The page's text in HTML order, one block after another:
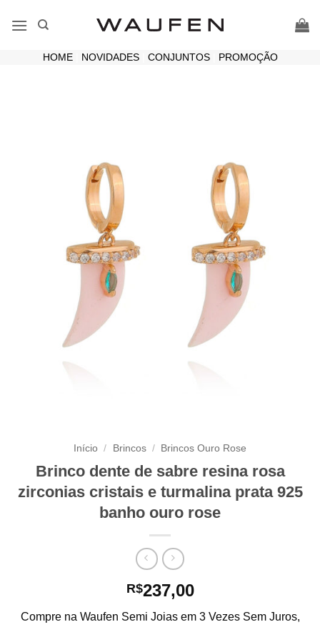
HOME| NOVIDADES| CONJUNTOS| PROMOÇÃO
Início / Brincos / Brincos Ouro Rose
Brinco dente de sabre resina rosa
zirconias cristais e turmalina prata 925
banho ouro rose
R$237,00
Compre na Waufen Semi Joias em 3 Vezes Sem Juros,